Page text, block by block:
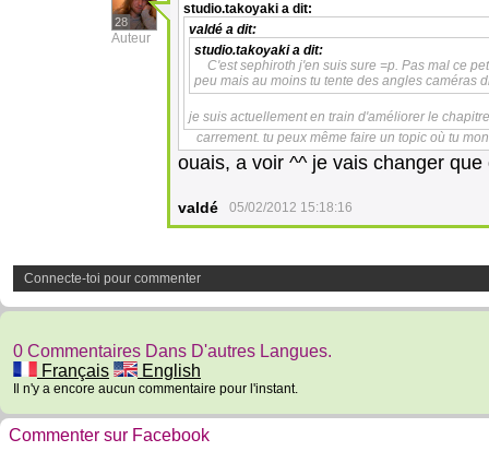
28
Auteur
studio.takoyaki a dit:
valdé a dit:
studio.takoyakia dit:
C'est sephiroth j'en suis sure =p. Pas mal ce
peu mais au moins tu tente des angles caméras
je suis actuellement en train d'améliorer le
carrement. tu peux même faire un topic où tu
ouais, a voir ^^ je vais changer
valdé 05/02/2012 15:18:16
Connecte-toi pour commenter
0 Commentaires Dans D'autres Langues.
Français
English
Il n'y a encore aucun commentaire pour l'instant.
Commenter sur Facebook